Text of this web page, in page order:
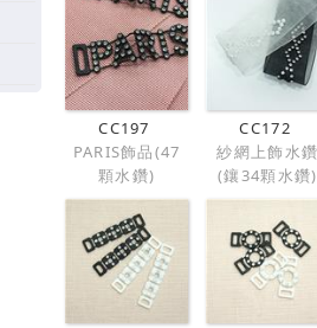
CC197
PARIS飾品(47
顆水鑽)
CC172
紗網上飾水
(鑲34顆水鑽)